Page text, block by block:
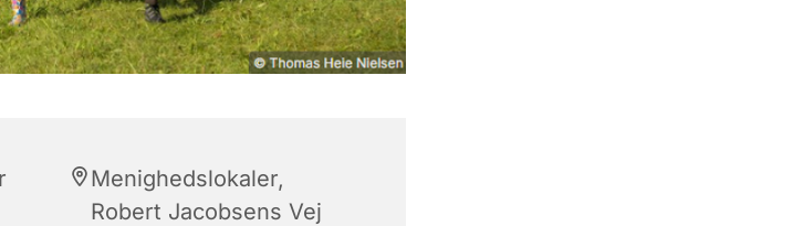
Menighedslokaler,
Robert Jacobsens Vej